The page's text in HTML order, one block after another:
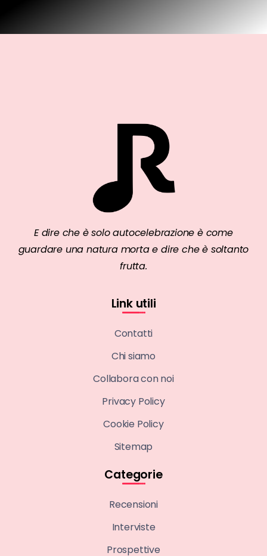
E dire che è solo autocelebrazione è come
guardare una natura morta e dire che è soltanto
frutta.
Link utili
Contatti
Chi siamo
Collabora con noi
Privacy Policy
Cookie Policy
Sitemap
Categorie
Recensioni
Interviste
Prospettive